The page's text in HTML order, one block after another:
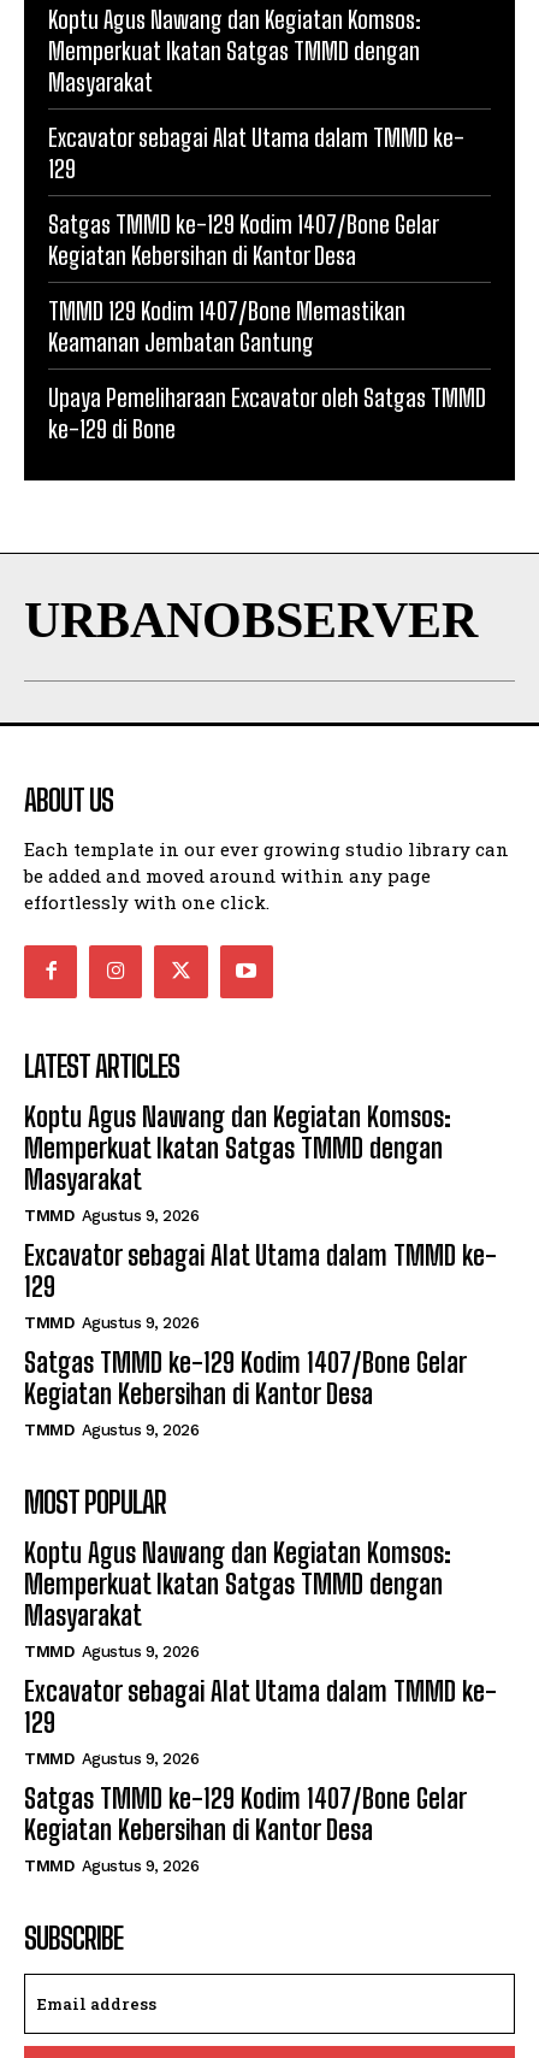
Koptu Agus Nawang dan Kegiatan Komsos:
Memperkuat Ikatan Satgas TMMD dengan
Masyarakat
Excavator sebagai Alat Utama dalam TMMD ke-
129
Satgas TMMD ke-129 Kodim 1407/Bone Gelar
Kegiatan Kebersihan di Kantor Desa
TMMD 129 Kodim 1407/Bone Memastikan
Keamanan Jembatan Gantung
Upaya Pemeliharaan Excavator oleh Satgas TMMD
ke-129 di Bone
URBANOBSERVER
ABOUT US
Each template in our ever growing studio library can
be added and moved around within any page
effortlessly with one click.
LATEST ARTICLES
Koptu Agus Nawang dan Kegiatan Komsos:
Memperkuat Ikatan Satgas TMMD dengan
Masyarakat
TMMD Agustus 9, 2026
Excavator sebagai Alat Utama dalam TMMD ke-
129
TMMD Agustus 9, 2026
Satgas TMMD ke-129 Kodim 1407/Bone Gelar
Kegiatan Kebersihan di Kantor Desa
TMMD Agustus 9, 2026
MOST POPULAR
Koptu Agus Nawang dan Kegiatan Komsos:
Memperkuat Ikatan Satgas TMMD dengan
Masyarakat
TMMD Agustus 9, 2026
Excavator sebagai Alat Utama dalam TMMD ke-
129
TMMD Agustus 9, 2026
Satgas TMMD ke-129 Kodim 1407/Bone Gelar
Kegiatan Kebersihan di Kantor Desa
TMMD Agustus 9, 2026
SUBSCRIBE